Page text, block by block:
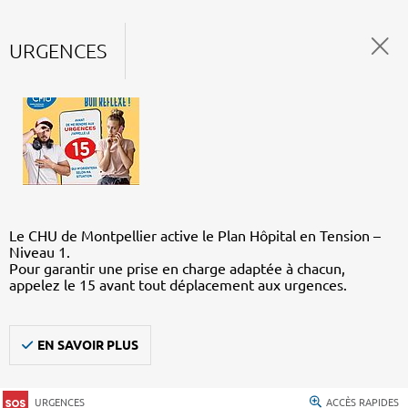
URGENCES
Le CHU de Montpellier active le Plan Hôpital en Tension –
Niveau 1.
Pour garantir une prise en charge adaptée à chacun,
appelez le 15 avant tout déplacement aux urgences.
EN SAVOIR PLUS
URGENCES ACCÈS RAPIDES